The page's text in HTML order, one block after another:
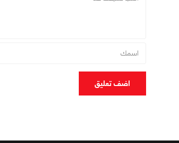
اضف تعليق